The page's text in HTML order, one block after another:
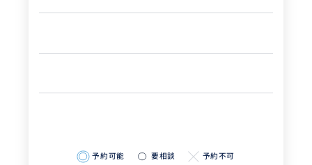
予約可能 要相談 予約不可